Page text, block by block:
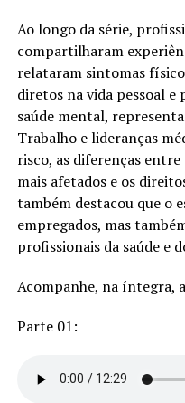
Ao longo da série,
compartilharam
relataram sintomas
diretos na vida pessoal e
saúde mental,
Trabalho e lideranças
risco, as diferenças
mais afetados e os
também destacou que o
empregados, mas
profissionais da saúde e
Acompanhe, na íntegra,
Parte 01: